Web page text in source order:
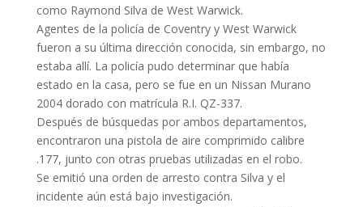
como Raymond Silva de West Warwick.
Agentes de la policía de Coventry y West Warwick
fueron a su última dirección conocida, sin embargo, no
estaba allí. La policía pudo determinar que había
estado en la casa, pero se fue en un Nissan Murano
2004 dorado con matrícula R.I. QZ-337.
Después de búsquedas por ambos departamentos,
encontraron una pistola de aire comprimido calibre
.177, junto con otras pruebas utilizadas en el robo.
Se emitió una orden de arresto contra Silva y el
incidente aún está bajo investigación.